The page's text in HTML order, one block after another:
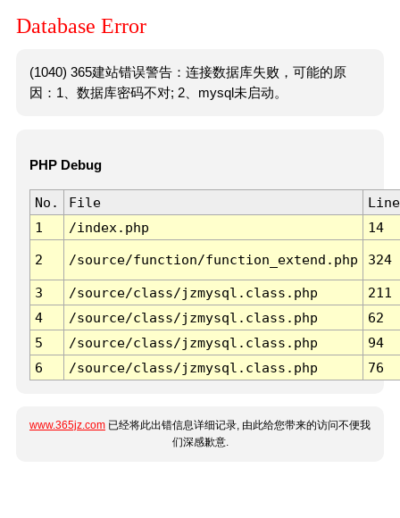
Database Error
(1040) 365建站错误警告：连接数据库失败，可能的原
因：1、数据库密码不对; 2、mysql未启动。
PHP Debug
No. File
Line
1
/index.php 14
2 /source/function/function_extend.php 324
3 /source/class/jzmysql.class.php
211
4
/source/class/jzmysql.class.php
62
5
/source/class/jzmysql.class.php
94
6
/source/class/jzmysql.class.php 76
www.365jz.com 已经将此出错信息详细记录, 由此给您带来的访问不便我
们深感歉意.